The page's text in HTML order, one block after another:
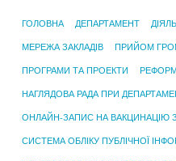
ГОЛОВНА ДЕПАРТАМЕНТ
МЕРЕЖА ЗАКЛАДІВ ПРИЙОМ
ПРОГРАМИ ТА ПРОЕКТИ
НАГЛЯДОВА РАДА ПРИ
ОНЛАЙН-ЗАПИС НА ВАКЦИНАЦІЮ
СИСТЕМА ОБЛІКУ ПУБЛІЧНОЇ